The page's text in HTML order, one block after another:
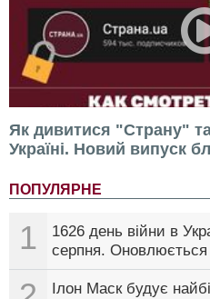
Як дивитися "Страну"
Україні. Новий випуск
ПОПУЛЯРНЕ
1
1626 день війни в
серпня. Оновлюється
Ілон Маск будує